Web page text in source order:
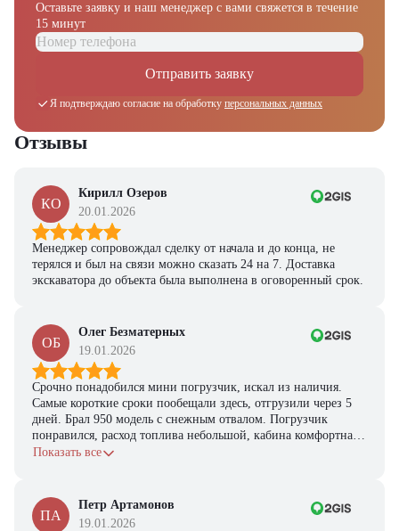
Оставьте заявку и наш менеджер с вами свяжется в течение
15 минут
Отправить заявку
Я подтверждаю согласие на обработку персональных данных
Отзывы
КО
Кирилл Озеров
20.01.2026
Менеджер сопровождал сделку от начала и до конца, не
терялся и был на связи можно сказать 24 на 7. Доставка
экскаватора до объекта была выполнена в оговоренный срок.
ОБ
Олег Безматерных
19.01.2026
Срочно понадобился мини погрузчик, искал из наличия.
Самые короткие сроки пообещали здесь, отгрузили через 5
дней. Брал 950 модель с снежным отвалом. Погрузчик
понравился, расход топлива небольшой, кабина комфортная,
с задачами справляется.
Показать все
ПА
Петр Артамонов
19.01.2026